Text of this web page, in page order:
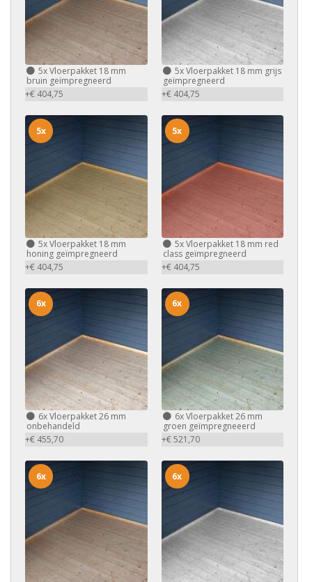
5xVloerpakket 18 mm
bruin geïmpregneerd
+€ 404,75
5xVloerpakket 18 mm grijs
geïmpregneerd
+€ 404,75
5xVloerpakket 18 mm
honing geïmpregneerd
+€ 404,75
5x
5xVloerpakket 18 mm red
class geïmpregneerd
+€ 404,75
5x
6xVloerpakket 26 mm
onbehandeld
+€ 455,70
6x
6xVloerpakket 26 mm
groen geïmpregneeerd
+€ 521,70
6x
6x 6x